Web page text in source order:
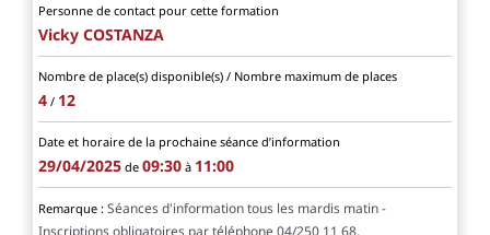
Personne de contact pour cette formation
Vicky COSTANZA
Nombre de place(s) disponible(s) / Nombre maximum de places
4 / 12
Date et horaire de la prochaine séance d’information
29/04/2025 de 09:30 à 11:00
Remarque : Séances d'information tous les mardis matin -
Inscriptions obligatoires par téléphone 04/250 11 68.